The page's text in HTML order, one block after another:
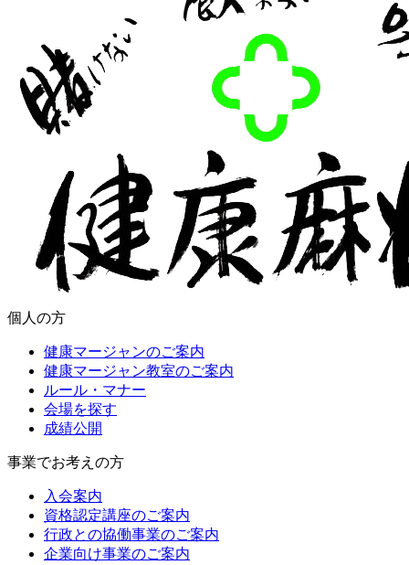
個人の方
健康マージャンのご案内
健康マージャン教室のご案内
ルール・マナー
会場を探す
成績公開
事業でお考えの方
入会案内
資格認定講座のご案内
行政との協働事業のご案内
企業向け事業のご案内